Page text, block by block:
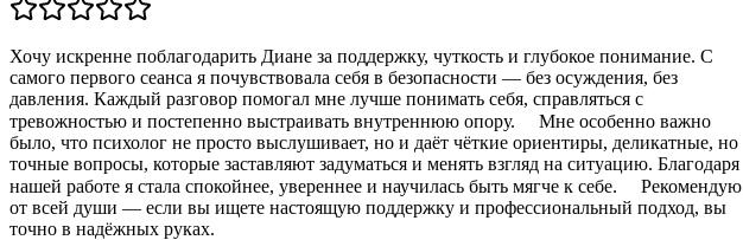
Хочу искренне поблагодарить Диане за поддержку, чуткость и глубокое понимание. С
самого первого сеанса я почувствовала себя в безопасности — без осуждения, без
давления. Каждый разговор помогал мне лучше понимать себя, справляться с
тревожностью и постепенно выстраивать внутреннюю опору. ⠀ Мне особенно важно
было, что психолог не просто выслушивает, но и даёт чёткие ориентиры, деликатные, но
точные вопросы, которые заставляют задуматься и менять взгляд на ситуацию. Благодаря
нашей работе я стала спокойнее, увереннее и научилась быть мягче к себе. ⠀ Рекомендую
от всей души — если вы ищете настоящую поддержку и профессиональный подход, вы
точно в надёжных руках.